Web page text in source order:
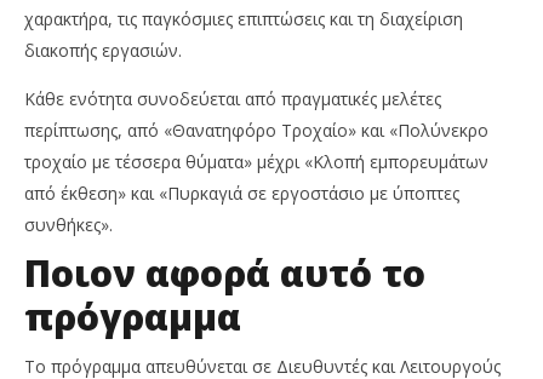
χαρακτήρα, τις παγκόσμιες επιπτώσεις και τη διαχείριση
διακοπής εργασιών.
Κάθε ενότητα συνοδεύεται από πραγματικές μελέτες
περίπτωσης, από «Θανατηφόρο Τροχαίο» και «Πολύνεκρο
τροχαίο με τέσσερα θύματα» μέχρι «Κλοπή εμπορευμάτων
από έκθεση» και «Πυρκαγιά σε εργοστάσιο με ύποπτες
συνθήκες».
Ποιον αφορά αυτό το
πρόγραμμα
Το πρόγραμμα απευθύνεται σε Διευθυντές και Λειτουργούς